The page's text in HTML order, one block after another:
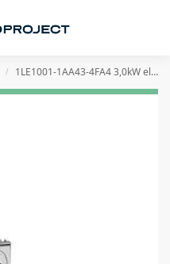
/ 1LE1001-1AA43-4FA4 3,0kW elektromotor